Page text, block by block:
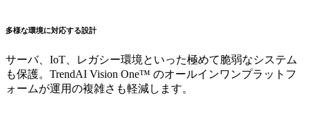
多様な環境に対応する設計
サーバ、IoT、レガシー環境といった極めて脆弱なシステム
も保護。TrendAI Vision One™ のオールインワンプラットフ
ォームが運用の複雑さも軽減します。